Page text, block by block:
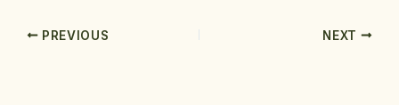
PREVIOUS NEXT